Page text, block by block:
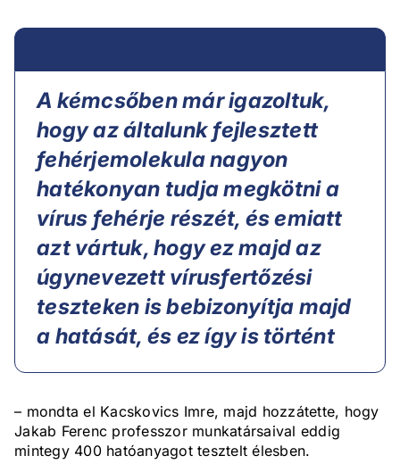
A kémcsőben már igazoltuk,
hogy az általunk fejlesztett
fehérjemolekula nagyon
hatékonyan tudja megkötni a
vírus fehérje részét, és emiatt
azt vártuk, hogy ez majd az
úgynevezett vírusfertőzési
teszteken is bebizonyítja majd
a hatását, és ez így is történt
– mondta el Kacskovics Imre, majd hozzátette, hogy
Jakab Ferenc professzor munkatársaival eddig
mintegy 400 hatóanyagot tesztelt élesben.